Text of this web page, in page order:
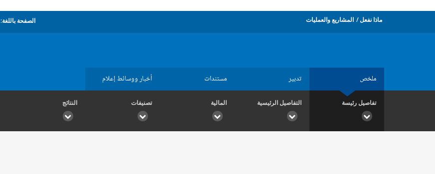
ماذا نفعل المشاريع والعمليات الصفحة باللغة:
ملخص تدبير مستندات أخبار ووسائط إعلام
تفاصيل رئيسة التفاصيل الرئيسية المالية تصنيفات النتائج